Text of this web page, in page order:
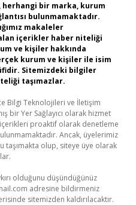
bir marka, kurum
bulunmamaktadır.
makaleler
içerikler haber niteliği
ve kişiler hakkında
kurum ve kişiler ile isim
Sitemizdeki bilgiler
taşımazlar.
Bilgi Teknolojileri ve İletişim
bir Yer Sağlayıcı olarak hizmet
proaktif olarak denetleme
Ancak, üyelerimiz
taşımakta olup, siteye üye olarak
olduğunu düşündüğünüz
adresine bildirmeniz
sitemizden kaldırılacaktır.